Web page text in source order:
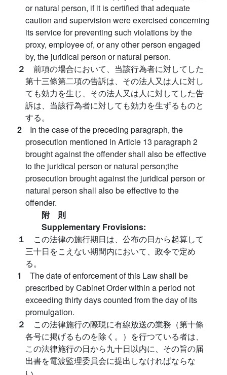
or natural person, if it is certified that adequate
caution and supervision were exercised concerning
its service for preventing such violations by the
proxy, employee of, or any other person engaged
by, the juridical person or natural person.
２ 前項の場合において、当該行為者に対してした
第十三條第二項の告訴は、その法人又は人に対し
ても効力を生じ、その法人又は人に対してした告
訴は、当該行為者に対しても効力を生ずるものと
する。
2 In the case of the preceding paragraph, the
prosecution mentioned in Article 13 paragraph 2
brought against the offender shall also be effective
to the juridical person or natural person;the
prosecution brought against the juridical person or
natural person shall also be effective to the
offender.
附 則
Supplementary Frovisions:
１ この法律の施行期日は、公布の日から起算して
三十日をこえない期間内において、政令で定め
る。
1 The date of enforcement of this Law shall be
prescribed by Cabinet Order within a period not
exceeding thirty days counted from the day of its
promulgation.
２ この法律施行の際現に有線放送の業務（第十條
各号に掲げるものを除く。）を行つている者は、
この法律施行の日から九十日以内に、その旨の届
出書を電波監理委員会に提出しなければならな